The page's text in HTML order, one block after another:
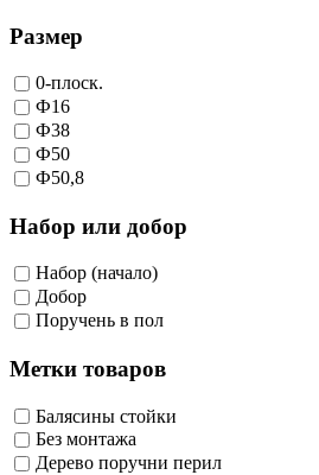
Размер
0-плоск.
Ф16
Ф38
Ф50
Ф50,8
Набор или добор
Набор (начало)
Добор
Поручень в пол
Метки товаров
Балясины стойки
Без монтажа
Дерево поручни перил